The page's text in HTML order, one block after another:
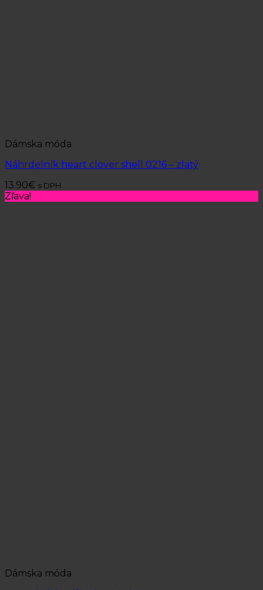
Dámska móda
Náhrdelník heart clover shell 0216 – zlatý
13.90€ s DPH
Zľava!
Dámska móda